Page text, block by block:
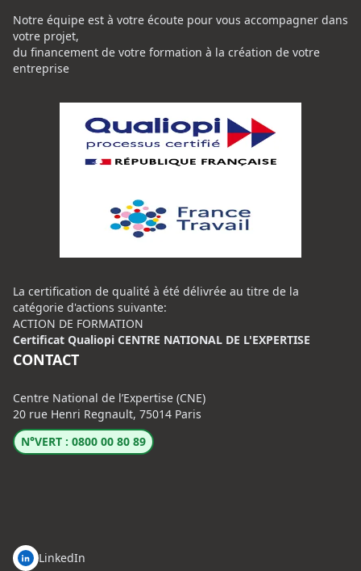
Notre équipe est à votre écoute pour vous accompagner dans
votre projet,
du financement de votre formation à la création de votre
entreprise
La certification de qualité à été délivrée au titre de la
catégorie d'actions suivante:
ACTION DE FORMATION
Certificat Qualiopi CENTRE NATIONAL DE L'EXPERTISE
CONTACT
Centre National de l’Expertise (CNE)
20 rue Henri Regnault, 75014 Paris
N°VERT : 0800 00 80 89
LinkedIn